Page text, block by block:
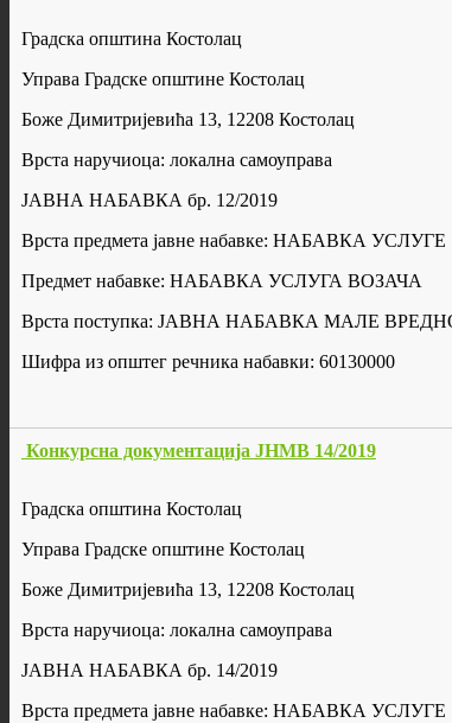
Градска општина Костолац
Управа Градске општине Костолац
Боже Димитријевића 13, 12208 Костолац
Врста наручиоца: локална самоуправа
ЈАВНА НАБАВКА бр. 12/2019
Врста предмета јавне набавке: НАБАВКА УСЛУГЕ
Предмет набавке: НАБАВКА УСЛУГА ВОЗАЧА
Врста поступка: ЈАВНА НАБАВКА МАЛЕ
Шифра из општег речника набавки: 60130000
Конкурсна документација ЈНМВ 14/2019
Градска општина Костолац
Управа Градске општине Костолац
Боже Димитријевића 13, 12208 Костолац
Врста наручиоца: локална самоуправа
ЈАВНА НАБАВКА бр. 14/2019
Врста предмета јавне набавке: НАБАВКА УСЛУГЕ